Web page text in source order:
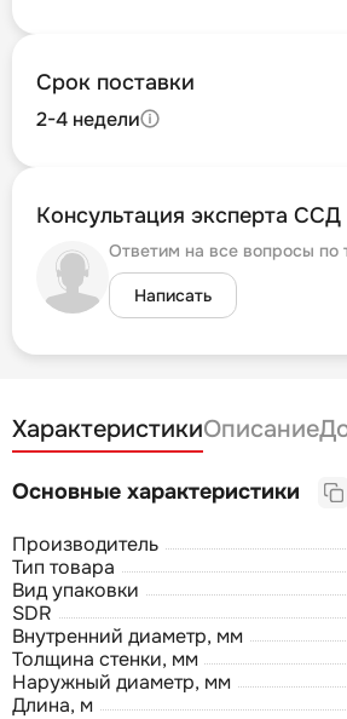
Срок поставки
2-4 недели
Консультация эксперта ССД
Ответим на все вопросы по
Написать
ХарактеристикиОписание
Основные характеристики
Производитель
Тип товара
Вид упаковки
SDR
Внутренний диаметр, мм
Толщина стенки, мм
Наружный диаметр, мм
Длина, м